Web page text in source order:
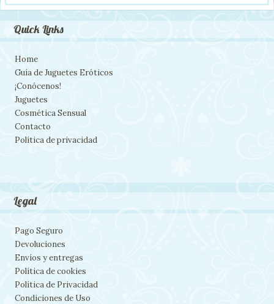
Quick Links
Home
Guía de Juguetes Eróticos
¡Conócenos!
Juguetes
Cosmética Sensual
Contacto
Política de privacidad
Legal
Pago Seguro
Devoluciones
Envíos y entregas
Política de cookies
Política de Privacidad
Condiciones de Uso